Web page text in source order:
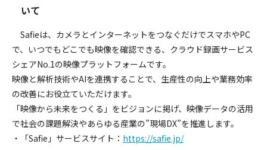
いて
Safieは、カメラとインターネットをつなぐだけでスマホやPC
で、いつでもどこでも映像を確認できる、クラウド録画サービス
シェアNo.1の映像プラットフォームです。
映像と解析技術やAIを連携することで、生産性の向上や業務効率
の改善にお役立ていただけます。
「映像から未来をつくる」をビジョンに掲げ、映像データの活用
で社会の課題解決やあらゆる産業の”現場DX”を推進します。
・「Safie」サービスサイト： https://safie.jp/